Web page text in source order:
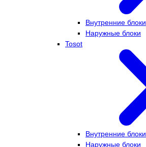
Внутренние блоки
Наружные блоки
Tosot
Внутренние блоки
Наружные блоки